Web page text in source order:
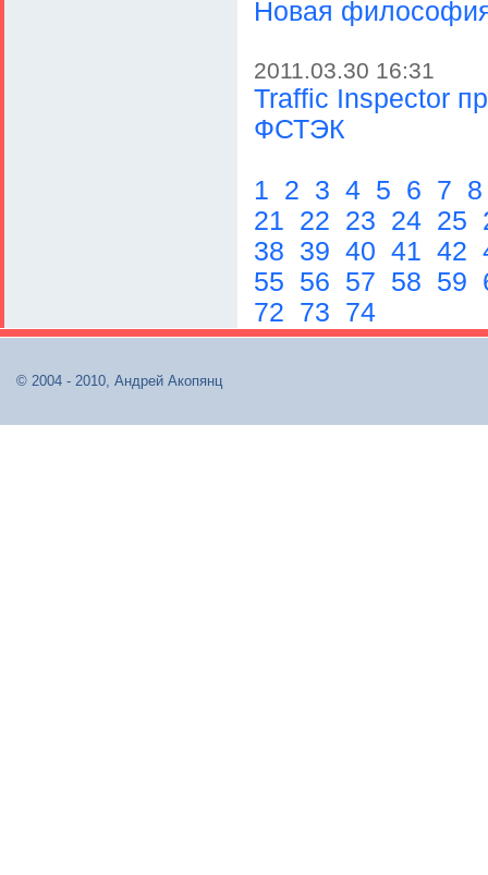
Новая
2011.03.30 16:31
Traffic Inspector
ФСТЭК
1 2 3 4 5 6 7
21 22 23 24 25
38 39 40 41 42
55 56 57 58 59
72 73 74
© 2004 - 2010, Андрей Акопянц